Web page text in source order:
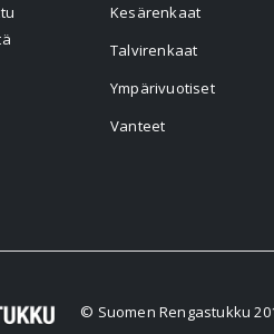
Kesärenkaat
Talvirenkaat
Ympärivuotiset
Vanteet
© Suomen Rengastukku